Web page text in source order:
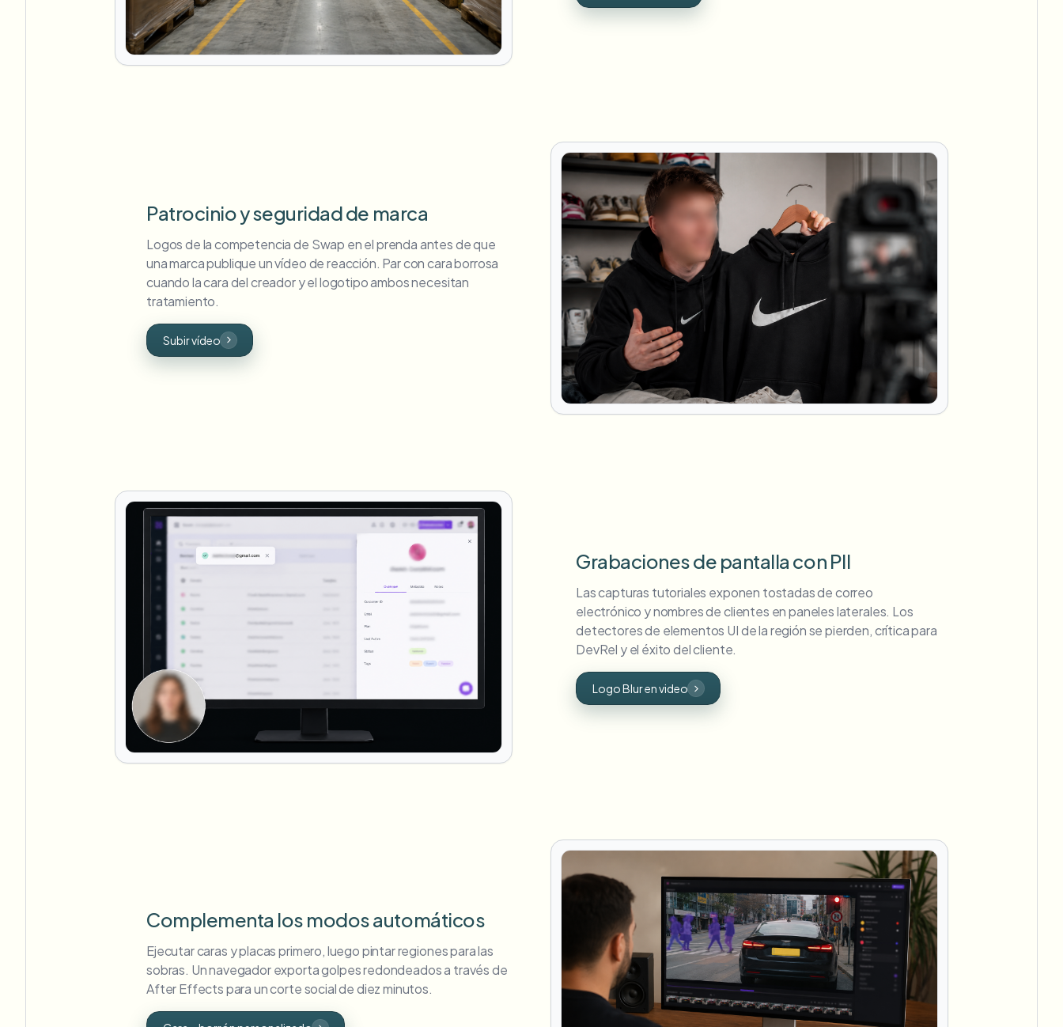
Patrocinio y seguridad de marca
Logos de la competencia de Swap en el prenda antes de que
una marca publique un vídeo de reacción. Par con cara borrosa
cuando la cara del creador y el logotipo ambos necesitan
tratamiento.
Subir vídeo
Grabaciones de pantalla con PII
Las capturas tutoriales exponen tostadas de correo
electrónico y nombres de clientes en paneles laterales. Los
detectores de elementos UI de la región se pierden, crítica para
DevRel y el éxito del cliente.
Logo Blur en video
Complementa los modos automáticos
Ejecutar caras y placas primero, luego pintar regiones para las
sobras. Un navegador exporta golpes redondeados a través de
After Effects para un corte social de diez minutos.